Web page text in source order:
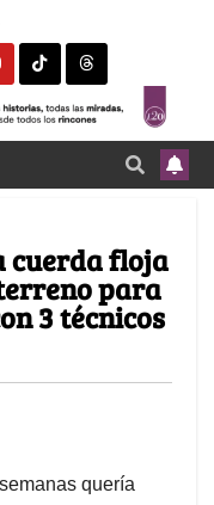
cuerda floja
para
3 técnicos
quería